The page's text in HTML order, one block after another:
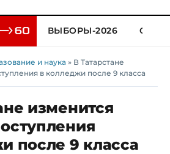
ВЫБОРЫ-2026
и наука » В Татарстане
в колледжи после 9 класса
изменится
после 9 класса